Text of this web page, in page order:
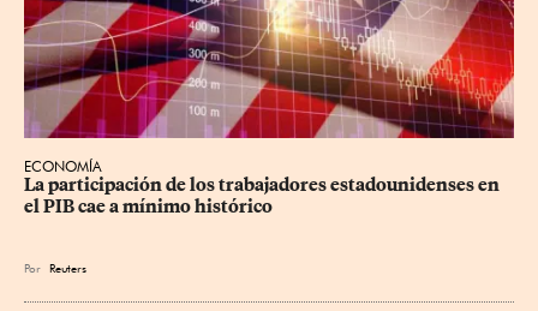
ECONOMÍA
La participación de los trabajadores estadounidenses en
el PIB cae a mínimo histórico
Por Reuters